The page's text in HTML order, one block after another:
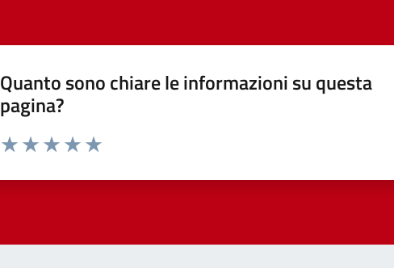
Quanto sono chiare le informazioni su questa
pagina?